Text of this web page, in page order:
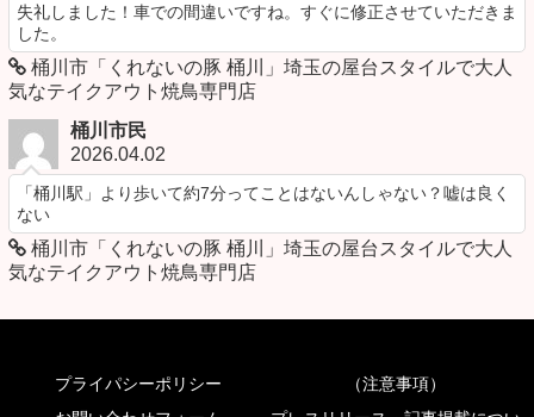
失礼しました！車での間違いですね。すぐに修正させていただきま
した。
桶川市「くれないの豚 桶川」埼玉の屋台スタイルで大人
気なテイクアウト焼鳥専門店
桶川市民
2026.04.02
「桶川駅」より歩いて約7分ってことはないんしゃない？嘘は良く
ない
桶川市「くれないの豚 桶川」埼玉の屋台スタイルで大人
気なテイクアウト焼鳥専門店
プライパシーポリシー
（注意事項）